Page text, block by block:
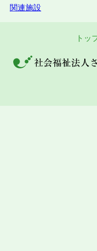
関連施設
トッ